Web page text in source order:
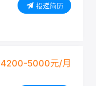
投递简历
4200-5000元/月